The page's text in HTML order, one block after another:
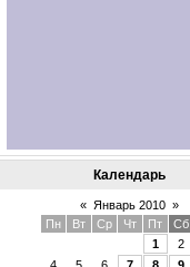
Календарь
« Январь 2010 »
Пн
Вт Ср Чт Пт Сб
1
2